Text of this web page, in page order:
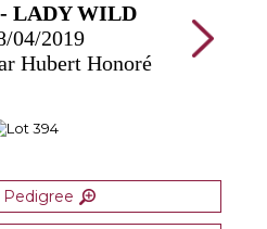
LADY WILD
04/2019
Hubert Honoré